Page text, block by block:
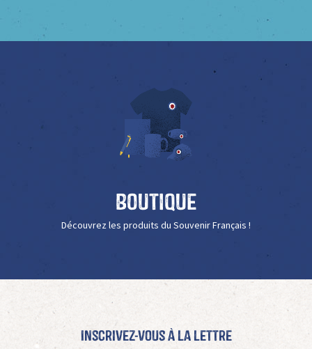
Boutique
Découvrez les produits du Souvenir Français !
Inscrivez-vous à La Lettre